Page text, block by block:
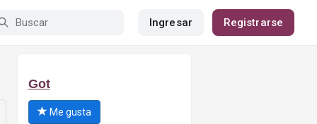
Ingresar Registrarse
Got
Me gusta